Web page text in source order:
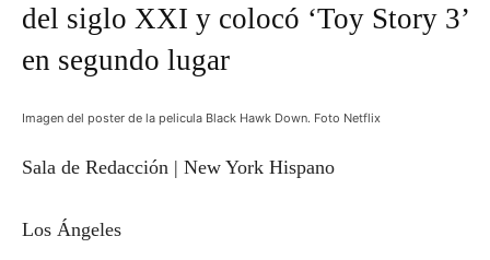
del siglo XXI y colocó ‘Toy Story 3’
en segundo lugar
Imagen del poster de la pelicula Black Hawk Down. Foto Netflix
Sala de Redacción | New York Hispano
Los Ángeles